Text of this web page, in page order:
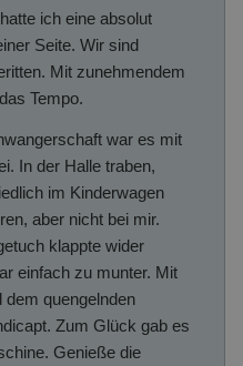
ich eine absolut
Seite. Wir sind
Mit zunehmendem
Tempo.
war es mit
In der Halle traben,
im Kinderwagen
aber nicht bei mir.
klappte wider
einfach zu munter. Mit
quengelnden
Zum Glück gab es
Genieße die